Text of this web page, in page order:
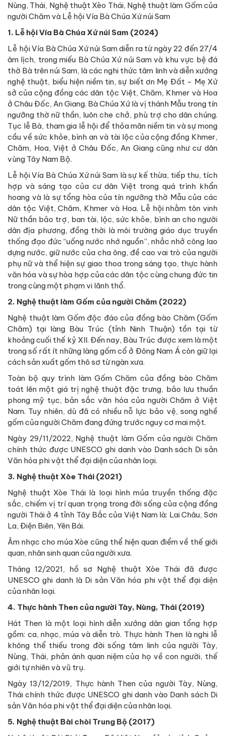
Nùng, Thái, Nghệ thuật Xèo Thái, Nghệ thuật làm Gốm của
người Chăm và Lễ hội Vía Bà Chúa Xứ núi Sam
1. Lễ hội Vía Bà Chúa Xứ núi Sam (2024)
Lễ hội Vía Bà Chúa Xứ núi Sam diễn ra từ ngày 22 đến 27/4
âm lịch, trong miếu Bà Chúa Xứ núi Sam và khu vực bệ đá
thờ Bà trên núi Sam, là các nghi thức tâm linh và diễn xướng
nghệ thuật, biểu hiện niềm tin, sự biết ơn Mẹ Đất - Mẹ Xứ
sở của cộng đồng các dân tộc Việt, Chăm, Khmer và Hoa
ở Châu Đốc, An Giang. Bà Chúa Xứ là vị thánh Mẫu trong tín
ngưỡng thờ nữ thần, luôn che chở, phù trợ cho dân chúng.
Tục lễ Bà, tham gia lễ hội để thỏa mãn niềm tin và sự mong
cầu về sức khỏe, bình an và tài lộc của cộng đồng Khmer,
Chăm, Hoa, Việt ở Châu Đốc, An Giang cũng như cư dân
vùng Tây Nam Bộ.
Lễ hội Vía Bà Chúa Xứ núi Sam là sự kế thừa, tiếp thu, tích
hợp và sáng tạo của cư dân Việt trong quá trình khẩn
hoang và là sự tổng hòa của tín ngưỡng thờ Mẫu của các
dân tộc Việt, Chăm, Khmer và Hoa. Lễ hội nhằm tôn vinh
Nữ thần bảo trợ, ban tài, lộc, sức khỏe, bình an cho người
dân địa phương, đồng thời là môi trường giáo dục truyền
thống đạo đức “uống nước nhớ nguồn”, nhắc nhở công lao
dựng nước, giữ nước của cha ông, đề cao vai trò của người
phụ nữ và thể hiện sự giao thoa trong sáng tạo, thực hành
văn hóa và sự hòa hợp của các dân tộc cùng chung đức tin
trong cùng một phạm vi lãnh thổ.
2. Nghệ thuật làm Gốm của người Chăm (2022)
Nghệ thuật làm Gốm độc đáo của đồng bào Chăm (Gốm
Chăm) tại làng Bàu Trúc (tỉnh Ninh Thuận) tồn tại từ
khoảng cuối thế kỷ XII. Đến nay, Bàu Trúc được xem là một
trong số rất ít những làng gốm cổ ở Đông Nam Á còn giữ lại
cách sản xuất gốm thô sơ từ ngàn xưa.
Toàn bộ quy trình làm Gốm Chăm của đồng bào Chăm
toát lên một giá trị nghệ thuật đặc trưng, bảo lưu thuần
phong mỹ tục, bản sắc văn hóa của người Chăm ở Việt
Nam. Tuy nhiên, dù đã có nhiều nỗ lực bảo vệ, song nghề
gốm của người Chăm đang đứng trước nguy cơ mai một.
Ngày 29/11/2022, Nghệ thuật làm Gốm của người Chăm
chính thức được UNESCO ghi danh vào Danh sách Di sản
Văn hóa phi vật thể đại diện của nhân loại.
3. Nghệ thuật Xòe Thái (2021)
Nghệ thuật Xòe Thái là loại hình múa truyền thống đặc
sắc, chiếm vị trí quan trọng trong đời sống của cộng đồng
người Thái ở 4 tỉnh Tây Bắc của Việt Nam là: Lai Châu, Sơn
La, Điện Biên, Yên Bái.
Âm nhạc cho múa Xòe cũng thể hiện quan điểm về thế giới
quan, nhân sinh quan của người xưa.
Tháng 12/2021, hồ sơ Nghệ thuật Xòe Thái đã được
UNESCO ghi danh là Di sản Văn hóa phi vật thể đại diện
của nhân loại.
4. Thực hành Then của người Tày, Nùng, Thái (2019)
Hát Then là một loại hình diễn xướng dân gian tổng hợp
gồm: ca, nhạc, múa và diễn trò. Thực hành Then là nghi lễ
không thể thiếu trong đời sống tâm linh của người Tày,
Nùng, Thái, phản ánh quan niệm của họ về con người, thế
giới tự nhiên và vũ trụ.
Ngày 13/12/2019, Thực hành Then của người Tày, Nùng,
Thái chính thức được UNESCO ghi danh vào Danh sách Di
sản Văn hóa phi vật thể đại diện của nhân loại.
5. Nghệ thuật Bài chòi Trung Bộ (2017)